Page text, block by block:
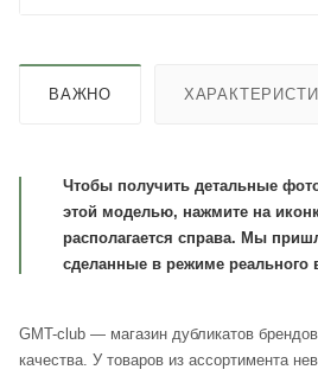
ВАЖНО
Чтобы получить детальные
этой моделью, нажмите на
располагается справа. Мы
сделанные в режиме реального
GMT-club — магазин дубликатов
качества. У товаров из ассортимента